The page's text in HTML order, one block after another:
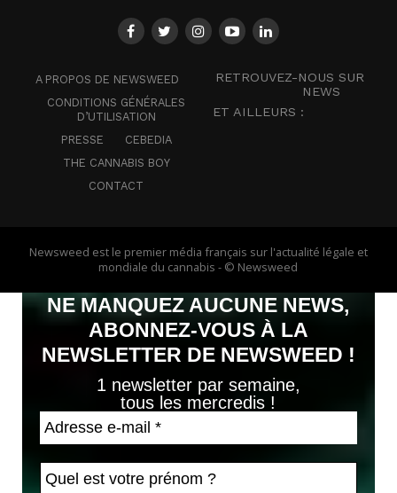
A PROPOS DE NEWSWEED
CONDITIONS GÉNÉRALES
D’UTILISATION
PRESSE
CEBEDIA
THE CANNABIS BOY
CONTACT
RETROUVEZ-NOUS SUR
NEWS
ET AILLEURS :
Newsweed est le premier média français sur l'actualité légale et
mondiale du cannabis - © Newsweed
NE MANQUEZ AUCUNE NEWS,
ABONNEZ-VOUS À LA
NEWSLETTER DE NEWSWEED !
1 newsletter par semaine,
tous les mercredis !